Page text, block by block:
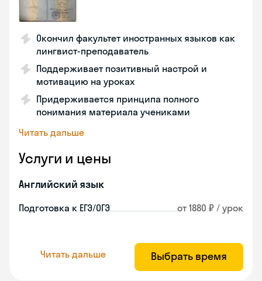
Окончил факультет иностранных языков как
лингвист-преподаватель
Поддерживает позитивный настрой и
мотивацию на уроках
Придерживается принципа полного
понимания материала учениками
Читать дальше
Услуги и цены
Английский язык
Подготовка к ЕГЭ/ОГЭ от 1880 ₽ / урок
Читать дальше Выбрать время